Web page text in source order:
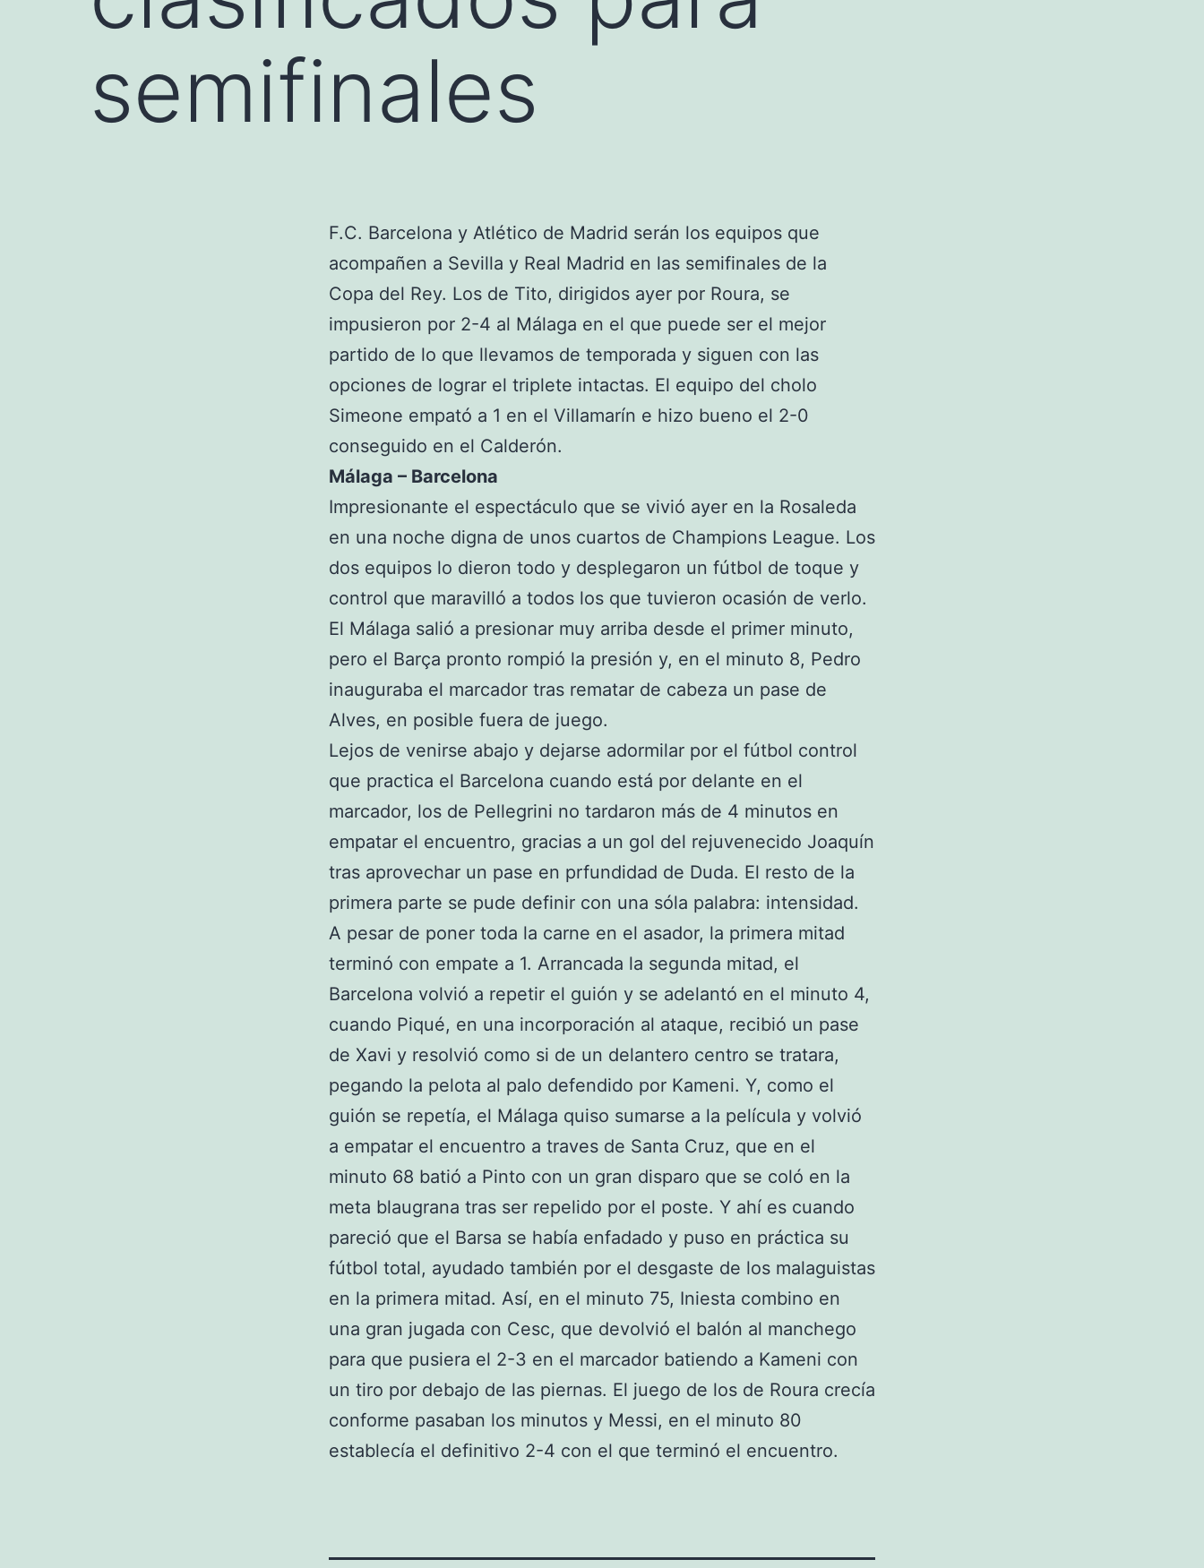
semifinales
F.C. Barcelona y Atlético de Madrid serán los equipos que
acompañen a Sevilla y Real Madrid en las semifinales de la
Copa del Rey. Los de Tito, dirigidos ayer por Roura, se
impusieron por 2-4 al Málaga en el que puede ser el mejor
partido de lo que llevamos de temporada y siguen con las
opciones de lograr el triplete intactas. El equipo del cholo
Simeone empató a 1 en el Villamarín e hizo bueno el 2-0
conseguido en el Calderón.
Málaga – Barcelona
Impresionante el espectáculo que se vivió ayer en la Rosaleda
en una noche digna de unos cuartos de Champions League. Los
dos equipos lo dieron todo y desplegaron un fútbol de toque y
control que maravilló a todos los que tuvieron ocasión de verlo.
El Málaga salió a presionar muy arriba desde el primer minuto,
pero el Barça pronto rompió la presión y, en el minuto 8, Pedro
inauguraba el marcador tras rematar de cabeza un pase de
Alves, en posible fuera de juego.
Lejos de venirse abajo y dejarse adormilar por el fútbol control
que practica el Barcelona cuando está por delante en el
marcador, los de Pellegrini no tardaron más de 4 minutos en
empatar el encuentro, gracias a un gol del rejuvenecido Joaquín
tras aprovechar un pase en prfundidad de Duda. El resto de la
primera parte se pude definir con una sóla palabra: intensidad.
A pesar de poner toda la carne en el asador, la primera mitad
terminó con empate a 1. Arrancada la segunda mitad, el
Barcelona volvió a repetir el guión y se adelantó en el minuto 4,
cuando Piqué, en una incorporación al ataque, recibió un pase
de Xavi y resolvió como si de un delantero centro se tratara,
pegando la pelota al palo defendido por Kameni. Y, como el
guión se repetía, el Málaga quiso sumarse a la película y volvió
a empatar el encuentro a traves de Santa Cruz, que en el
minuto 68 batió a Pinto con un gran disparo que se coló en la
meta blaugrana tras ser repelido por el poste. Y ahí es cuando
pareció que el Barsa se había enfadado y puso en práctica su
fútbol total, ayudado también por el desgaste de los malaguistas
en la primera mitad. Así, en el minuto 75, Iniesta combino en
una gran jugada con Cesc, que devolvió el balón al manchego
para que pusiera el 2-3 en el marcador batiendo a Kameni con
un tiro por debajo de las piernas. El juego de los de Roura crecía
conforme pasaban los minutos y Messi, en el minuto 80
establecía el definitivo 2-4 con el que terminó el encuentro.